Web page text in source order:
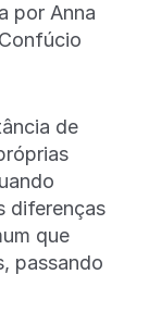
por Anna
de
diferenças
que
passando